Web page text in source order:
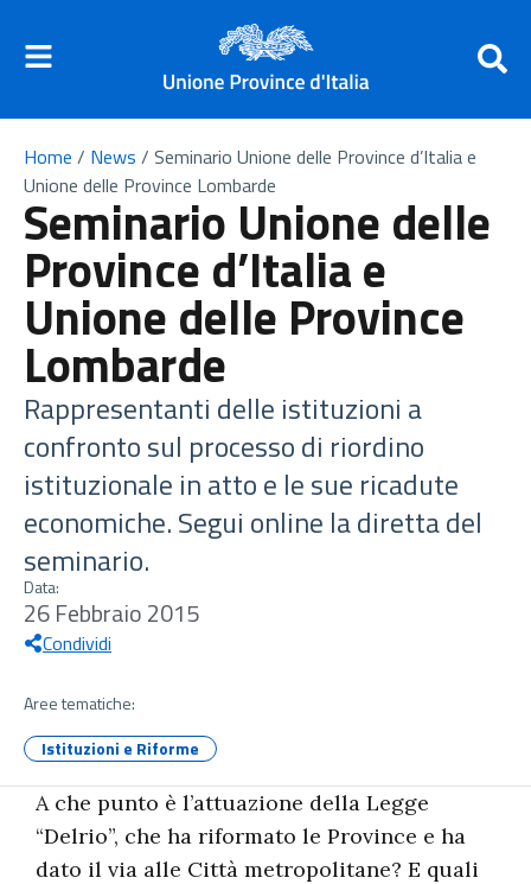
Home / News / Seminario Unione delle Province d’Italia e
Unione delle Province Lombarde
Seminario Unione delle
Province d’Italia e
Unione delle Province
Lombarde
Rappresentanti delle istituzioni a
confronto sul processo di riordino
istituzionale in atto e le sue ricadute
economiche. Segui online la diretta del
seminario.
Data:
26 Febbraio 2015
Condividi
Aree tematiche:
Istituzioni e Riforme
A che punto è l’attuazione della Legge
“Delrio”, che ha riformato le Province e ha
dato il via alle Città metropolitane? E quali